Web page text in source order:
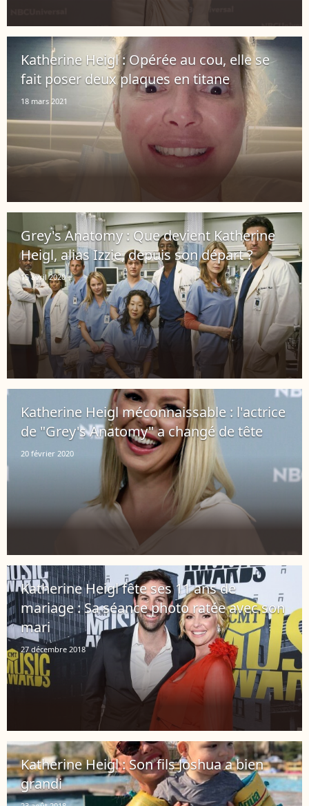
Katherine Heigl : Opérée au cou, elle se
fait poser deux plaques en titane
18 mars 2021
Grey's Anatomy : Que devient Katherine
Heigl, alias Izzie, depuis son départ ?
15 avril 2020
Katherine Heigl méconnaissable : l'actrice
de "Grey's Anatomy" a changé de tête
20 février 2020
Katherine Heigl fête ses 11 ans de
mariage : Sa séance photo ratée avec son
mari
27 décembre 2018
Katherine Heigl : Son fils Joshua a bien
grandi